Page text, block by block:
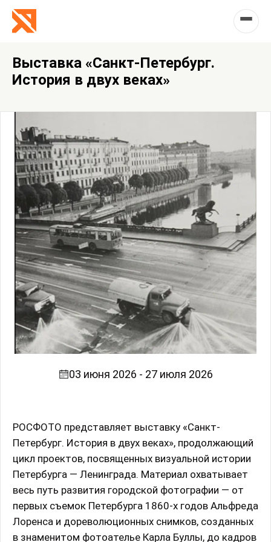
Выставка «Санкт-Петербург.
История в двух веках»
03 июня 2026 - 27 июля 2026
РОСФОТО представляет выставку «Санкт-
Петербург. История в двух веках», продолжающий
цикл проектов, посвященных визуальной истории
Петербурга — Ленинграда. Материал охватывает
весь путь развития городской фотографии — от
первых съемок Петербурга 1860-х годов Альфреда
Лоренса и дореволюционных снимков, созданных
в знаменитом фотоателье Карла Буллы, до кадров